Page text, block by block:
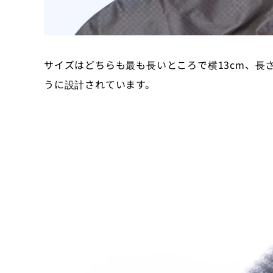
サイズはどちらも最も長いところで横13cm、長
うに設計されています。